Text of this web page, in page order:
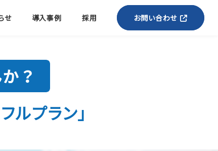
せ 導入事例 採用 お問い合わせ
ルプラン」